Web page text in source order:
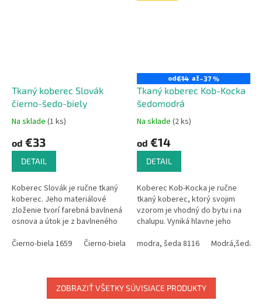
Tkaný koberec Slovák
čierno-šedo-biely
Na sklade (1 ks)
od €33
DETAIL
Koberec Slovák je ručne tkaný
koberec. Jeho materiálové
zloženie tvorí farebná bavlnená
osnova a útok je z bavlneného
zbytky z textilného podniku,
Čierno-biela 1659 Čierno-biela 1585 Čierno-biela 1604 Čierno-
od€14 až–37 %
Tkaný koberec Kob-Kocka
šedomodrá
Na sklade (2 ks)
od €14
DETAIL
Koberec Kob-Kocka je ručne
tkaný koberec, ktorý svojim
vzorom je vhodný do bytu i na
chalupu. Vyniká hlavne jeho
životnosťou.Vzhľadom na
modra, šeda 8116 Modrá,šedá
ZOBRAZIŤ VŠETKY SÚVISIACE PRODUKTY